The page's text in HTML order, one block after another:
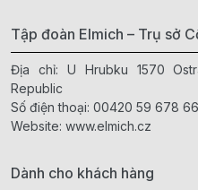
Tập đoàn Elmich – Trụ sở
Địa chỉ: U Hrubku 1570
Republic
Số điện thoại: 00420 59 678
Website: www.elmich.cz
Dành cho khách hàng